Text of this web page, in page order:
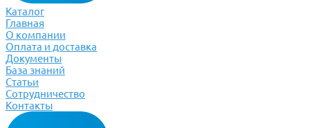
Каталог
Главная
О компании
Оплата и доставка
Документы
База знаний
Статьи
Сотрудничество
Контакты